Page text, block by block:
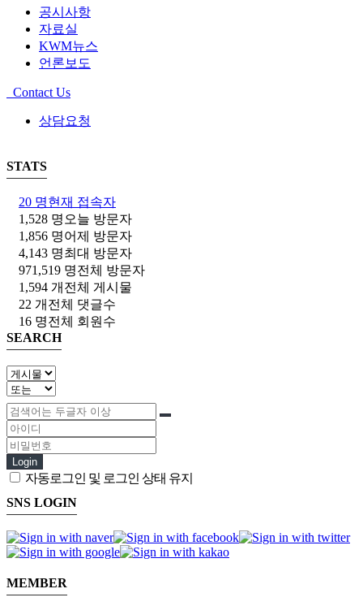
공시사항
자료실
KWM뉴스
언론보도
Contact Us
상담요청
STATS
20 명현재 접속자
1,528 명 오늘 방문자
1,856 명어제 방문자
4,143 명최대 방문자
971,519 명전체 방문자
1,594 개 전체 게시물
22 개 전체 댓글수
16 명전체 회원수
SEARCH
Login
자동로그인 및 로그인 상태 유지
SNS LOGIN
MEMBER